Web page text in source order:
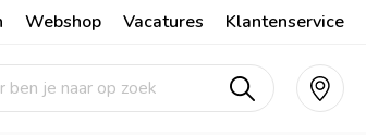
Webshop Vacatures Klantenservice